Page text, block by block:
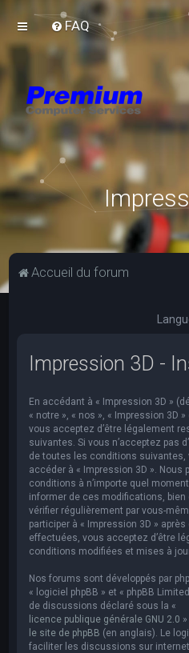
FAQ
Accueil du forum
Impression 3D -
En accédant à « Impression 3D »
« notre », « nos », « Impression 3D
vous acceptez d’être légalement
suivantes. Si vous n’acceptez pas
de toutes les conditions suivantes,
accéder à « Impression 3D ». Nous
conditions à n’importe quel
informer de ces modifications,
vérifier régulièrement par vous-
participer à « Impression 3D »
effectuées, vous acceptez d’être
conditions modifiées et mises à
Nos forums sont développés par
« logiciel phpBB » et « phpBB
de discussions déclaré sous la «
licence publique générale GNU 2.0
le site de phpBB (en anglais). Le
faciliter les discussions sur